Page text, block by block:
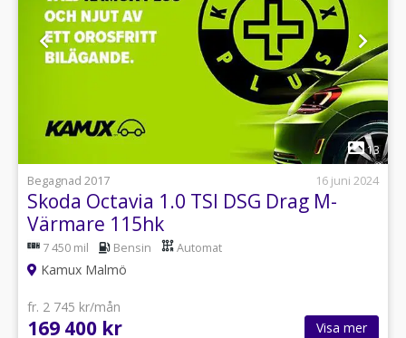
13
Begagnad 2017
16 juni 2024
Skoda Octavia 1.0 TSI DSG Drag M-
Värmare 115hk
7 450 mil Bensin Automat
Kamux Malmö
fr. 2 745 kr/mån
169 400 kr Visa mer